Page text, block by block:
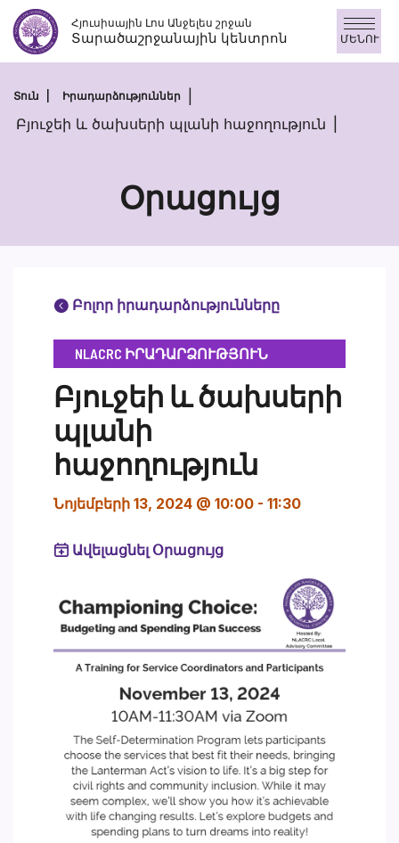
Անցնել
բովանդակությանըՀյուսիսային Լոս Անջելես շրջան
Տարածաշրջանային կենտրոն ՄԵՆՈՒ
Տուն Իրադարձություններ
Բյուջեի և ծախսերի պլանի հաջողություն
Օրացույց
Բոլոր իրադարձությունները
NLACRC ԻՐԱԴԱՐՁՈՒԹՅՈՒՆ
Բյուջեի և ծախսերի
պլանի
հաջողություն
Նոյեմբերի 13, 2024 @ 10:00 - 11:30
Ավելացնել Օրացույց